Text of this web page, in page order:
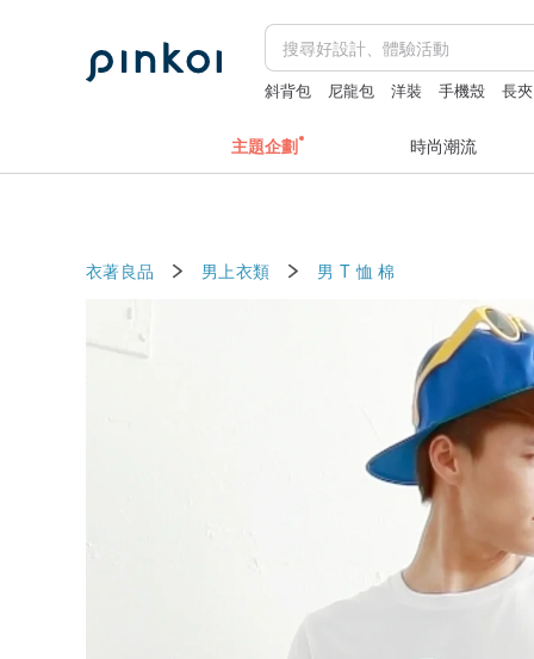
斜背包 尼龍包 洋裝 手機殼 長夾
主題企劃 時尚潮流
衣著良品 男上衣類 男 T 恤 棉